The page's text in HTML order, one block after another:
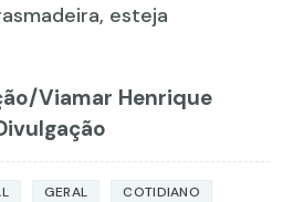
esteja
Viamar Henrique
GERAL COTIDIANO